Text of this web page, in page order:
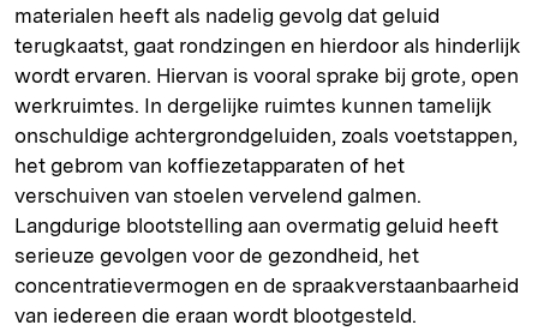
materialen heeft als nadelig gevolg dat geluid
terugkaatst, gaat rondzingen en hierdoor als hinderlijk
wordt ervaren. Hiervan is vooral sprake bij grote, open
werkruimtes. In dergelijke ruimtes kunnen tamelijk
onschuldige achtergrondgeluiden, zoals voetstappen,
het gebrom van koffiezetapparaten of het
verschuiven van stoelen vervelend galmen.
Langdurige blootstelling aan overmatig geluid heeft
serieuze gevolgen voor de gezondheid, het
concentratievermogen en de spraakverstaanbaarheid
van iedereen die eraan wordt blootgesteld.